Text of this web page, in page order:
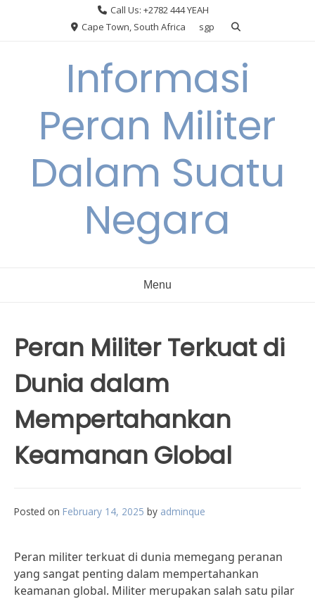
Call Us: +2782 444 YEAH
Cape Town, South Africa
sgp
Informasi
Peran Militer
Dalam Suatu
Negara
Menu
Peran Militer Terkuat di
Dunia dalam
Mempertahankan
Keamanan Global
Posted on February 14, 2025 by adminque
Peran militer terkuat di dunia memegang peranan
yang sangat penting dalam mempertahankan
keamanan global. Militer merupakan salah satu pilar